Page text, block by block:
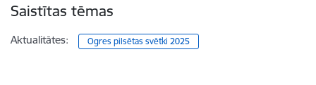
Saistītas tēmas
Aktualitātes: Ogres pilsētas svētki 2025